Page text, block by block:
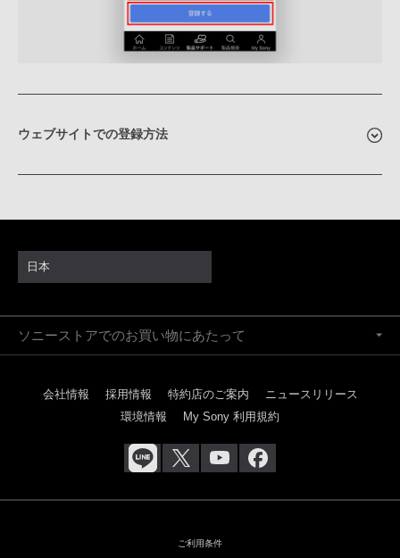
ウェブサイトでの登録方法
日本
ソニーストアでのお買い物にあたって
会社情報 採用情報 特約店のご案内
ニュースリリース
環境情報
My Sony 利用規約
ご利用条件